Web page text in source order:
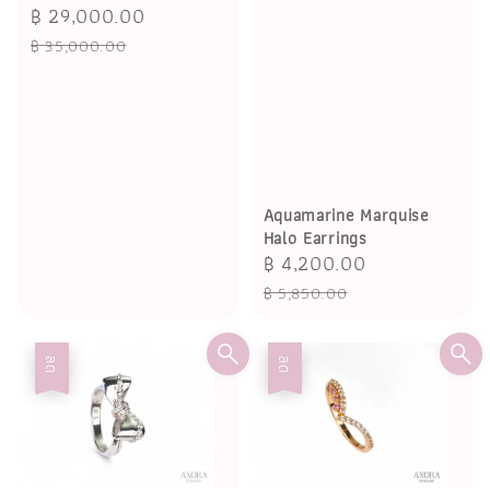
Sale
price
฿ 29,000.00
฿ 35,000.00
Aquamarine Marquise
Halo Earrings
Sale
price
฿ 4,200.00
฿ 5,850.00
ลด ลด